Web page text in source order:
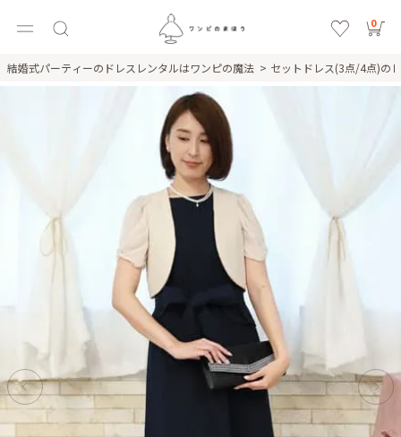
0
結婚式パーティーのドレスレンタルはワンピの魔法 セットドレス(3点/4点)の